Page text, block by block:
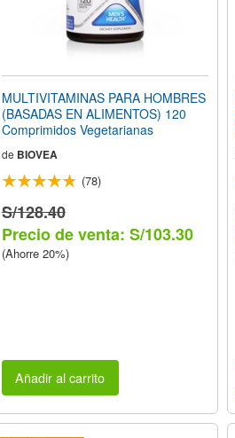
MULTIVITAMINAS PARA HOMBRES
(BASADAS EN ALIMENTOS) 120
Comprimidos Vegetarianas
de BIOVEA
(78)
S/128.40
Precio de venta: S/103.30
(Ahorre 20%)
Añadir al carrito